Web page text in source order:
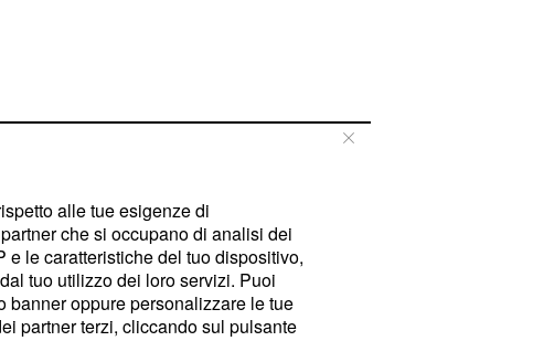
alle tue esigenze di
partner che si occupano di analisi dei
le caratteristiche del tuo dispositivo,
tuo utilizzo dei loro servizi. Puoi
banner oppure personalizzare le tue
partner terzi, cliccando sul pulsante